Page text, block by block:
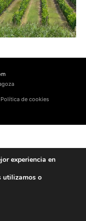
Política de cookies
experiencia en
utilizamos o